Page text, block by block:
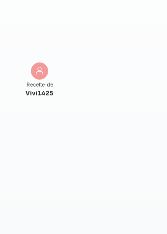
Recette de
Vivi1425